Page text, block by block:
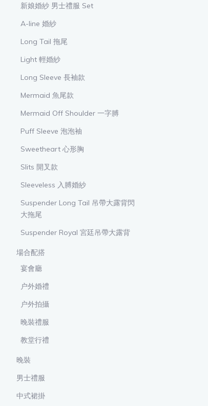
新娘婚紗 男士禮服 Set
A-line 婚紗
Long Tail 拖尾
Light 輕婚紗
Long Sleeve 長袖款
Mermaid 魚尾款
Mermaid Off Shoulder 一字膊
Puff Sleeve 泡泡袖
Sweetheart 心形胸
Slits 開叉款
Sleeveless 入膊婚紗
Suspender Long Tail 吊帶大露背閃
大拖尾
Suspender Royal 宮廷吊帶大露背
場合配搭
宴會廳
户外婚禮
户外拍攝
晚裝禮服
教堂行禮
晚裝
男士禮服
中式裙掛